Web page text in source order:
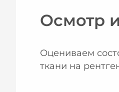
Осмотр
Оцениваем
ткани на